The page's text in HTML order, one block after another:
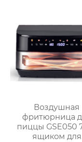
Воздушная
фритюрница
пиццы GSE050
ящиком для